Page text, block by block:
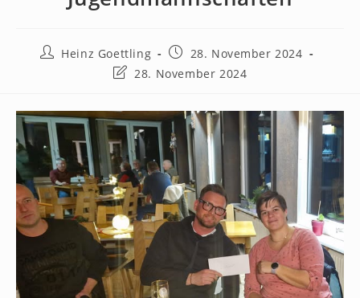
Beitrags-
Heinz Goettling
Beitrag
veröffentlicht:
28. November 2024
Beitrag
am:
28. November 2024